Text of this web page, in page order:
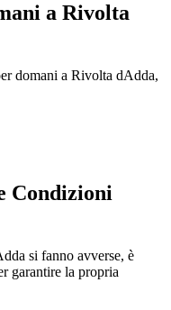
a Rivolta
domani a Rivolta dAdda,
Condizioni
si fanno avverse, è
garantire la propria